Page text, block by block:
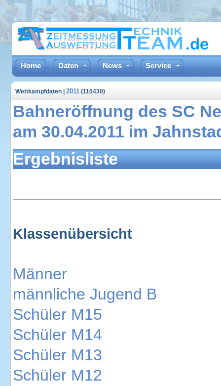
Home Daten News Service
Wettkampfdaten | 2011 (110430)
Bahneröffnung des SC
am 30.04.2011 im
Ergebnisliste
Klassenübersicht
Männer
männliche Jugend B
Schüler M15
Schüler M14
Schüler M13
Schüler M12